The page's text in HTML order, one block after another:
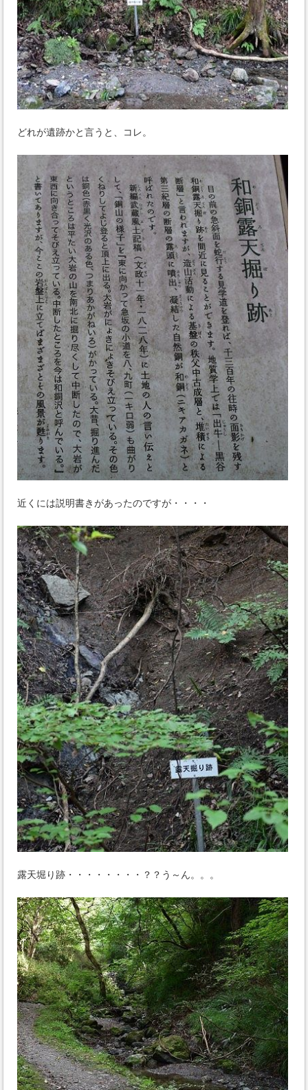
どれが遺跡かと言うと、コレ。
近くには説明書きがあったのですが・・・・
露天堀り跡・・・・・・・・？？う～ん。。。